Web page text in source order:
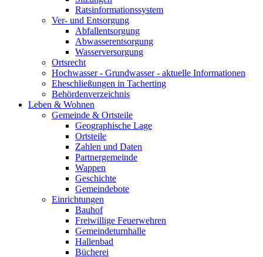
Ratsinformationssystem
Ver- und Entsorgung
Abfallentsorgung
Abwasserentsorgung
Wasserversorgung
Ortsrecht
Hochwasser - Grundwasser - aktuelle Informationen
Eheschließungen in Tacherting
Behördenverzeichnis
Leben & Wohnen
Gemeinde & Ortsteile
Geographische Lage
Ortsteile
Zahlen und Daten
Partnergemeinde
Wappen
Geschichte
Gemeindebote
Einrichtungen
Bauhof
Freiwillige Feuerwehren
Gemeindeturnhalle
Hallenbad
Bücherei